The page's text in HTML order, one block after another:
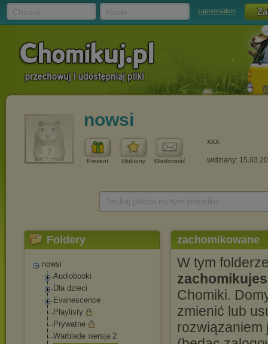
zapomniałem
nowsi
Prezent Ulubiony Wiadomość
xxx
widziany:
Foldery
nowsi
Audiobooki
Dla dzieci
Evanescence
Playlisty
Prywatne
Warblade wersja 2
zachomikowane
W tym
Chomiki.
zmienić lub
rozwiązaniem